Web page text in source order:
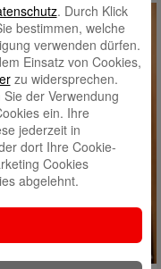
. Durch Klick
bestimmen, welche
verwenden dürfen.
Einsatz von Cookies,
zu widersprechen.
Sie der Verwendung
ein. Ihre
jederzeit in
dort Ihre Cookie-
Cookies
abgelehnt.